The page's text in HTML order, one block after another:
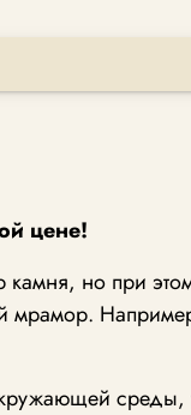
цене!
но при
мрамор.
среды,